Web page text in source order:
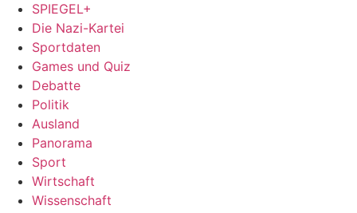
SPIEGEL+
Die Nazi-Kartei
Sportdaten
Games und Quiz
Debatte
Politik
Ausland
Panorama
Sport
Wirtschaft
Wissenschaft